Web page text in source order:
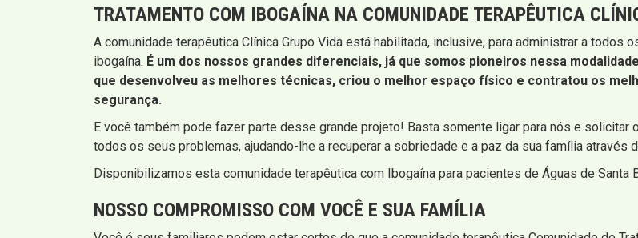
TRATAMENTO COM IBOGAÍNA NA COMUNIDADE TERAPÊUTICA
A comunidade terapêutica Clínica Grupo Vida está habilitada, inclusive, para administrar a todos
ibogaína. É um dos nossos grandes diferenciais, já que somos pioneiros nessa
que desenvolveu as melhores técnicas, criou o melhor espaço físico e contratou os
segurança.
E você também pode fazer parte desse grande projeto! Basta somente ligar para nós e
todos os seus problemas, ajudando-lhe a recuperar a sobriedade e a paz da sua família através
Disponibilizamos esta comunidade terapêutica com Ibogaína para pacientes de Águas de Santa
NOSSO COMPROMISSO COM VOCÊ E SUA FAMÍLIA